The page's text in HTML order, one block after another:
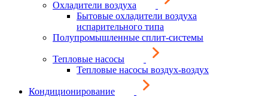
Охладители воздуха
Бытовые охладители воздуха
испарительного типа
Полупромышленные сплит-системы
Тепловые насосы
Тепловые насосы воздух-воздух
Кондиционирование